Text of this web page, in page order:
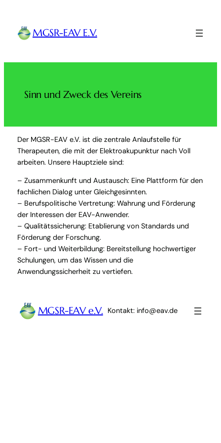
springen MGSR-EAV E.V.
Sinn und Zweck des Vereins
Der MGSR-EAV e.V. ist die zentrale Anlaufstelle für
Therapeuten, die mit der Elektroakupunktur nach Voll
arbeiten. Unsere Hauptziele sind:
– Zusammenkunft und Austausch: Eine Plattform für den
fachlichen Dialog unter Gleichgesinnten.
– Berufspolitische Vertretung: Wahrung und Förderung
der Interessen der EAV-Anwender.
– Qualitätssicherung: Etablierung von Standards und
Förderung der Forschung.
– Fort- und Weiterbildung: Bereitstellung hochwertiger
Schulungen, um das Wissen und die
Anwendungssicherheit zu vertiefen.
MGSR-EAV e.V. Kontakt: info@eav.de